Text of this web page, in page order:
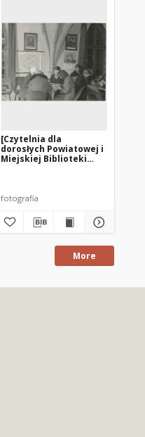
[Czytelnia dla
dorosłych Powiatowej i
Miejskiej Biblioteki
fotografia
More